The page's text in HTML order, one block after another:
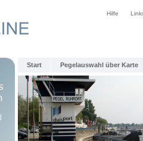
Hilfe
Start Pegelauswahl über Karte